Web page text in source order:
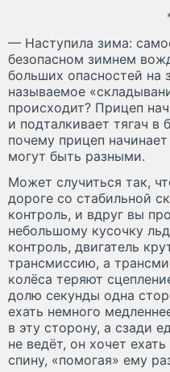
— Наступила зима:
безопасном зимнем
больших опасностей на
называемое
происходит? Прицеп
и подталкивает тягач в
почему прицеп
могут быть разными.
Может случиться так,
дороге со стабильной
контроль, и вдруг вы
небольшому кусочку
контроль, двигатель
трансмиссию, а
колёса теряют
долю секунды одна
ехать немного
в эту сторону, а сзади
не ведёт, он хочет
спину, «помогая» ему